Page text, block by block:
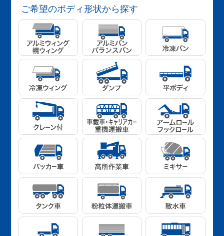
ご希望のボディ形状から探す